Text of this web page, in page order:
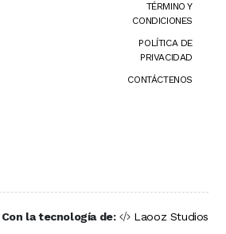
TÉRMINO Y
CONDICIONES
POLÍTICA DE
PRIVACIDAD
CONTÁCTENOS
Con la tecnología de: Laooz Studios